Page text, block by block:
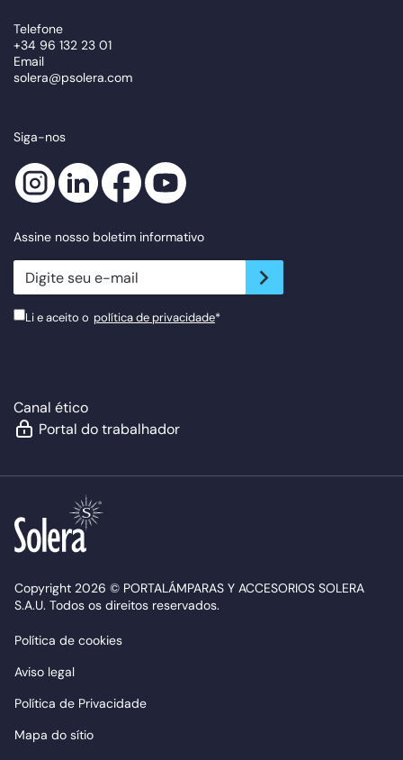
Telefone
+34 96 132 23 01
Email
solera@psolera.com
Siga-nos
Assine nosso boletim informativo
newsletter.suscribe
Li e aceito o política de privacidade*
Canal ético
Portal do trabalhador
Copyright 2026 © PORTALÁMPARAS Y ACCESORIOS SOLERA
S.A.U. Todos os direitos reservados.
Política de cookies
Aviso legal
Política de Privacidade
Mapa do sítio